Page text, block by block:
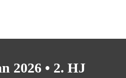
2026 • 2. HJ